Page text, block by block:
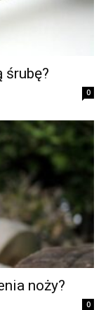
śrubę?
0
noży?
0